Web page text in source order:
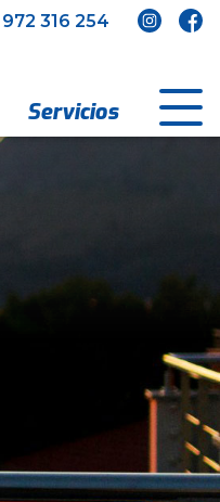
972 316 254
Servicios